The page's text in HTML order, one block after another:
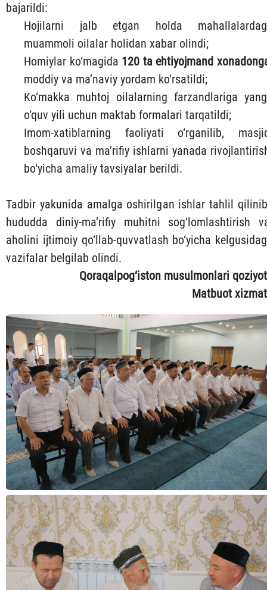
bajarildi:
Hojilarni jalb etgan holda
muammoli oilalar holidan xabar olindi;
Homiylar ko‘magida 120 ta ehtiyojmand
moddiy va ma’naviy yordam ko‘rsatildi;
Ko‘makka muhtoj oilalarning farzandlariga
o‘quv yili uchun maktab formalari tarqatildi;
Imom-xatiblarning faoliyati o‘rganilib,
boshqaruvi va ma’rifiy ishlarni yanada
bo‘yicha amaliy tavsiyalar berildi.
Tadbir yakunida amalga oshirilgan ishlar tahlil
hududda diniy-ma’rifiy muhitni sog‘lomlashtirish
aholini ijtimoiy qo‘llab-quvvatlash bo‘yicha
vazifalar belgilab olindi.
Qoraqalpog‘iston musulmonlari
Matbuot